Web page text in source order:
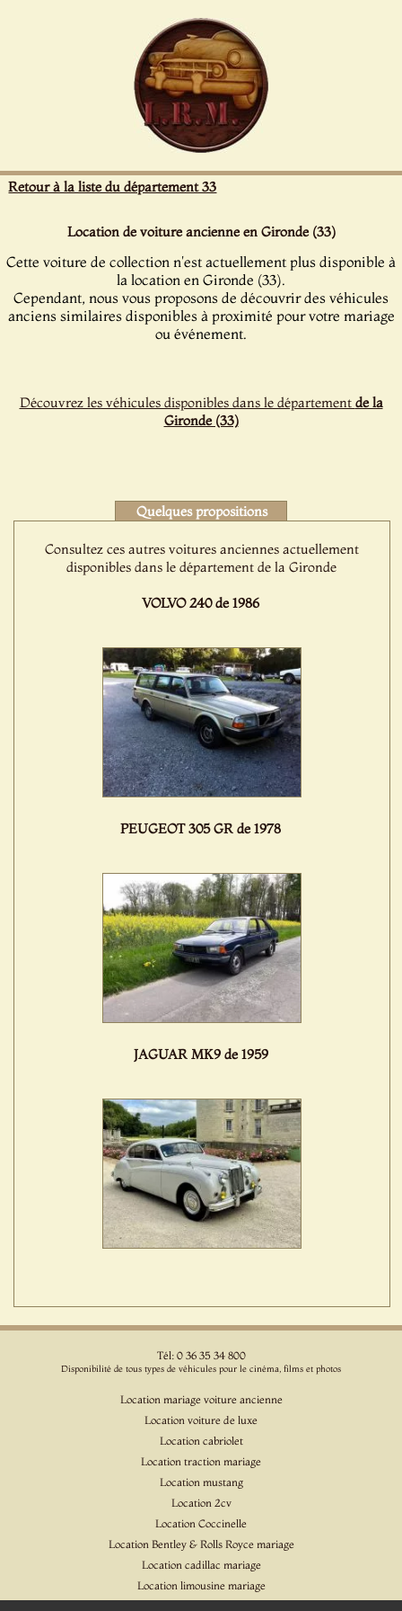
Retour à la liste du département 33
Location de voiture ancienne en Gironde (33)
Cette voiture de collection n'est actuellement plus disponible à
la location en Gironde (33).
Cependant, nous vous proposons de découvrir des véhicules
anciens similaires disponibles à proximité pour votre mariage
ou événement.
Découvrez les véhicules disponibles dans le département de la
Gironde (33)
Quelques propositions
Consultez ces autres voitures anciennes actuellement
disponibles dans le département de la Gironde
VOLVO 240 de 1986
PEUGEOT 305 GR de 1978
JAGUAR MK9 de 1959
Tél: 0 36 35 34 800
Disponibilité de tous types de véhicules pour le cinéma, films et photos
Location mariage voiture ancienne
Location voiture de luxe
Location cabriolet
Location traction mariage
Location mustang
Location 2cv
Location Coccinelle
Location Bentley & Rolls Royce mariage
Location cadillac mariage
Location limousine mariage